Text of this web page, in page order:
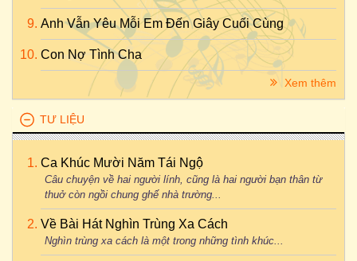
Anh Vẫn Yêu Mỗi Em Đến Giây Cuối Cùng
Con Nợ Tình Cha
Xem thêm
TƯ LIỆU
Ca Khúc Mười Năm Tái Ngộ
Câu chuyện về hai người lính, cũng là hai người bạn thân từ
thuở còn ngồi chung ghế nhà trường...
Về Bài Hát Nghìn Trùng Xa Cách
Nghìn trùng xa cách là một trong những tình khúc...